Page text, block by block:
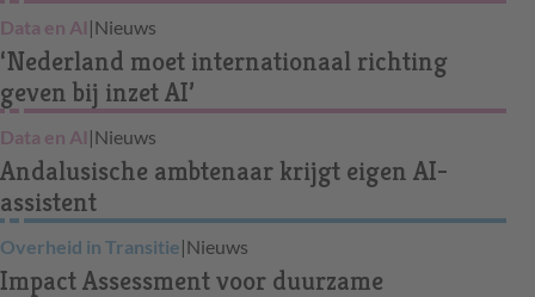
Data en AI |Nieuws
‘Nederland moet internationaal richting
geven bij inzet AI’
Data en AI |Nieuws
Andalusische ambtenaar krijgt eigen AI-
assistent
Overheid in Transitie|Nieuws
Impact Assessment voor duurzame